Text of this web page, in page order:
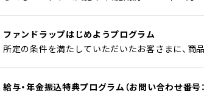
ファンドラップはじめようプログラム
所定の条件を満たしていただいたお客さまに、
給与・年金振込特典プログラム（お問い合わせ番号